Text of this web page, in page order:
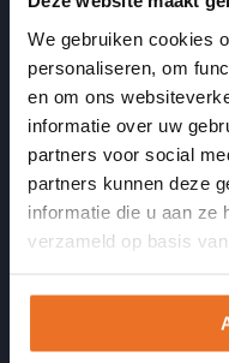
We gebruiken cookies
personaliseren, om
en om ons
informatie over uw
partners voor social
partners kunnen deze
informatie die u aan ze
verzameld op basis
Beste Opleider
Reviews op
(Eigen
Over ons
Contact
Docenten